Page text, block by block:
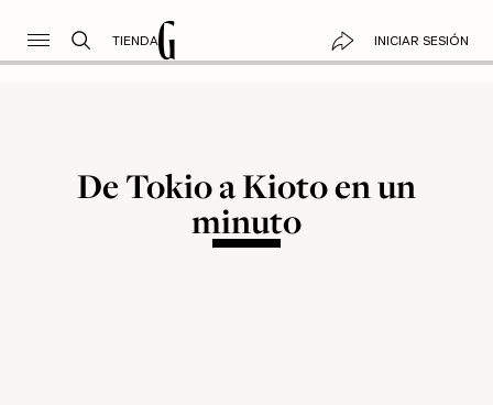
TIENDA INICIAR SESIÓN
De Tokio a Kioto en un
minuto